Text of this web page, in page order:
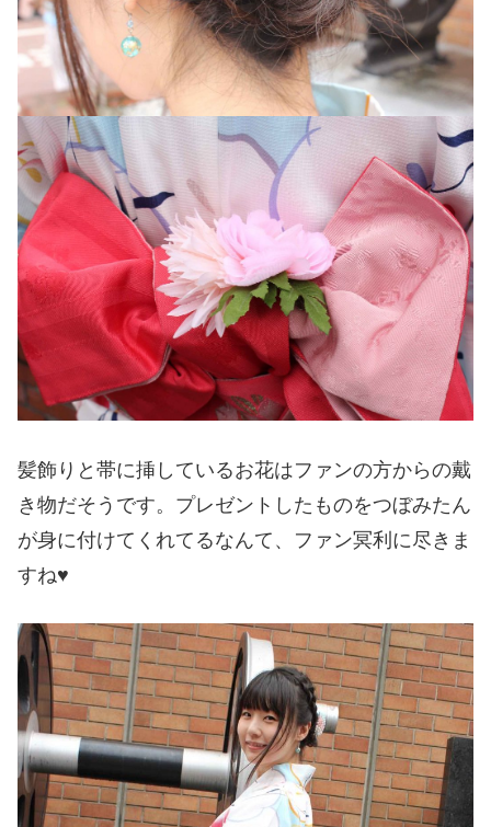
髪飾りと帯に挿しているお花はファンの方からの戴
き物だそうです。プレゼントしたものをつぼみたん
が身に付けてくれてるなんて、ファン冥利に尽きま
すね♥